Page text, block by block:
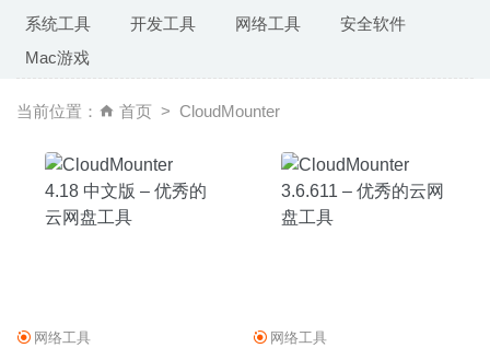
系统工具
开发工具 网络工具
安全软件
Mac游戏
当前位置： 首页 CloudMounter
网络工具 网络工具
2021-05-17
Athentech Perfectly Clear Complete 3.10.0.1802 – 图像磨
Super Vectorizer Pro 2.3.3 中文版 – 独特的Mac矢量图像
处理软件 2023-07-06
File Multi Tool 6.23 – 文件创建/修改日期编辑